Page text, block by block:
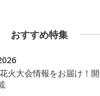
おすすめ特集
火大会情報をお届け！